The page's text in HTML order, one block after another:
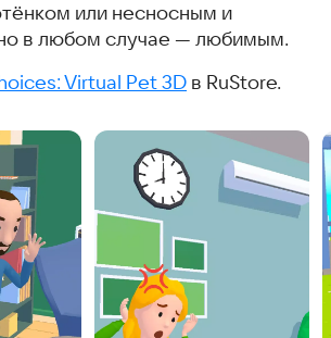
или несносным и
в любом случае — любимым.
Virtual Pet 3D в RuStore.